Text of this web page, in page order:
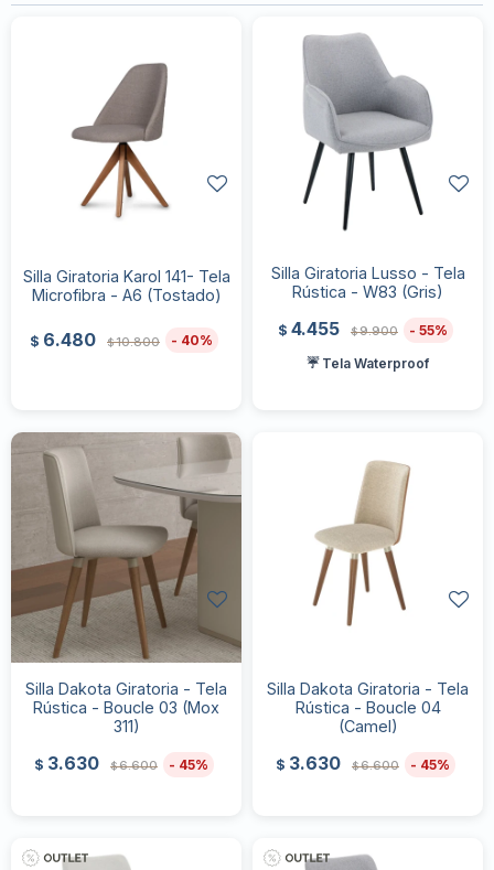
Silla Giratoria Karol 141- Tela
Microfibra - A6 (Tostado)
$ 6.480 $10.800 40
Silla Giratoria Lusso - Tela
Rústica - W83 (Gris)
$ 4.455 $9.900
55
☔ Tela Waterproof
Silla Dakota Giratoria - Tela
Rústica - Boucle 03 (Mox
311)
$ 3.630 $6.600 45
Silla Dakota Giratoria - Tela
Rústica - Boucle 04
(Camel)
$ 3.630 $6.600 45